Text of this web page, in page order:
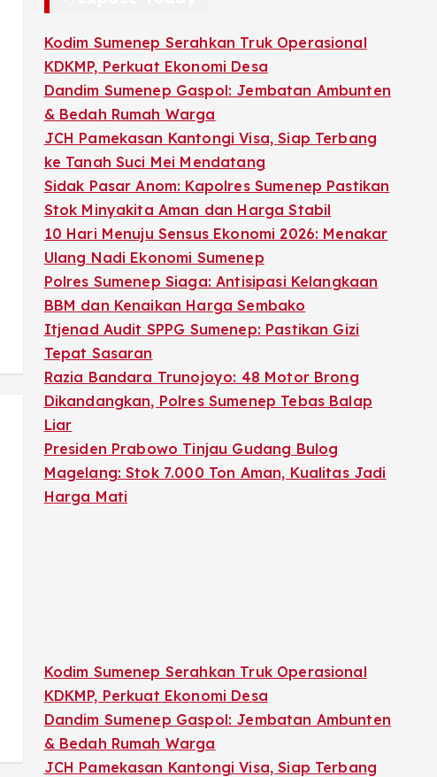
Kodim Sumenep Serahkan Truk Operasional
KDKMP, Perkuat Ekonomi Desa
Dandim Sumenep Gaspol: Jembatan Ambunten
& Bedah Rumah Warga
JCH Pamekasan Kantongi Visa, Siap Terbang
ke Tanah Suci Mei Mendatang
Sidak Pasar Anom: Kapolres Sumenep Pastikan
Stok Minyakita Aman dan Harga Stabil
10 Hari Menuju Sensus Ekonomi 2026: Menakar
Ulang Nadi Ekonomi Sumenep
Polres Sumenep Siaga: Antisipasi Kelangkaan
BBM dan Kenaikan Harga Sembako
Itjenad Audit SPPG Sumenep: Pastikan Gizi
Tepat Sasaran
Razia Bandara Trunojoyo: 48 Motor Brong
Dikandangkan, Polres Sumenep Tebas Balap
Liar
Presiden Prabowo Tinjau Gudang Bulog
Magelang: Stok 7.000 Ton Aman, Kualitas Jadi
Harga Mati
Kodim Sumenep Serahkan Truk Operasional
KDKMP, Perkuat Ekonomi Desa
Dandim Sumenep Gaspol: Jembatan Ambunten
& Bedah Rumah Warga
JCH Pamekasan Kantongi Visa, Siap Terbang